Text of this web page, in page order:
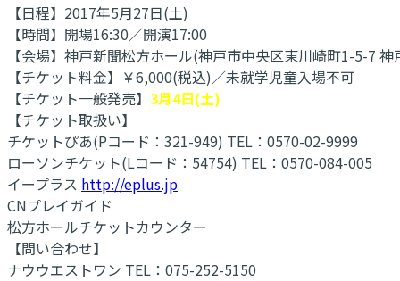
【日程】2017年5月27日(土)
【時間】開場16:30／開演17:00
【会場】神戸新聞松方ホール(神戸市中央区東川崎町1-5-7
【チケット料金】￥6,000(税込)／未就学児童入場不可
【チケット一般発売】 3月4日(土)
【チケット取扱い】
チケットぴあ(Pコード：321-949) TEL：0570-02-9999
ローソンチケット(Lコード：54754) TEL：0570-084-005
イープラス http://eplus.jp
CNプレイガイド
松方ホールチケットカウンター
【問い合わせ】
ナウウエストワン TEL：075-252-5150